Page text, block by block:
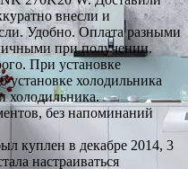
внесли и
Удобно. Оплата разными
при получении.
При установке
холодильника
холодильника.
без напоминаний
куплен в декабре 2014, 3
настраиваться